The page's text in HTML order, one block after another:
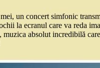
un concert simfonic
la ecranul care va reda
absolut incredibilă